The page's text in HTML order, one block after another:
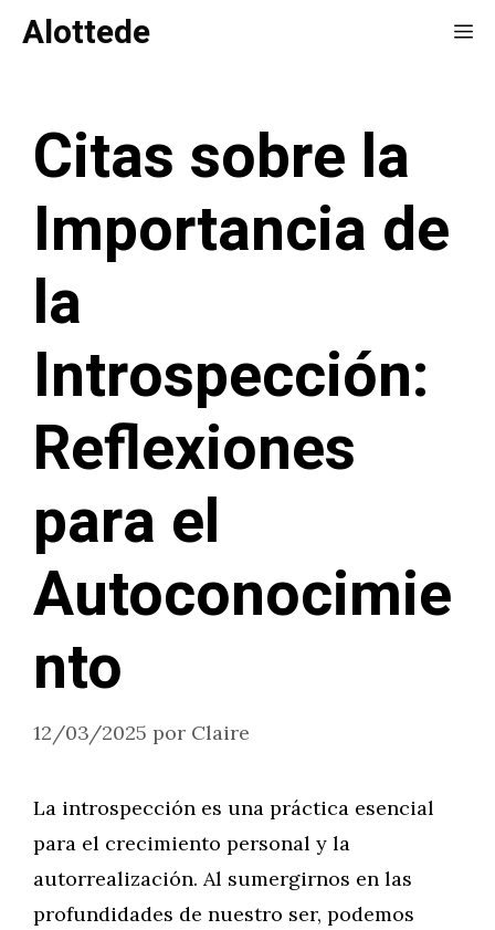
Saltar
Alottede
Citas sobre la
Importancia de
la
Introspección:
Reflexiones
para el
Autoconocimie
nto
12/03/2025 por Claire
La introspección es una práctica esencial
para el crecimiento personal y la
autorrealización. Al sumergirnos en las
profundidades de nuestro ser, podemos